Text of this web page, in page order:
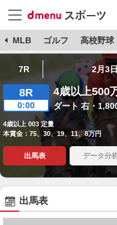
MLB ゴルフ 高校野球
7R 2月3
8R
0:00
4歳以上500
ダート 右・
4歳以上 003 定量
本賞金：75、30、19、11、8万円
出馬表 データ分
出馬表